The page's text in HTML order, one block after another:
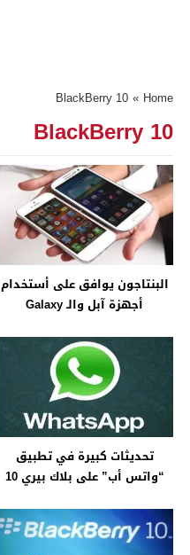
Home
»
BlackBerry 10
BlackBerry 10
البنتاجون يوافق على أستخدام
أجهزة آبل والـ Galaxy
تحديثات كبيرة في تطبيق
“واتس أب” على بلاك بيري 10